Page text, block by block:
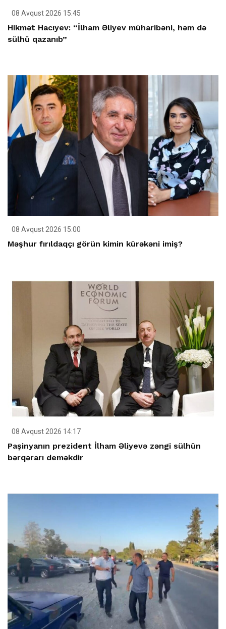
08 Avqust 2026 15:45
Hikmət Hacıyev: “İlham Əliyev müharibəni, həm də
sülhü qazanıb”
08 Avqust 2026 15:00
Məşhur fırıldaqçı görün kimin kürəkəni imiş?
08 Avqust 2026 14:17
Paşinyanın prezident İlham Əliyevə zəngi sülhün
bərqərarı deməkdir